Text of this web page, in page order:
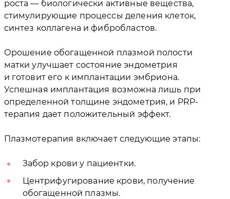
роста — биологически активные вещества,
стимулирующие процессы деления клеток,
синтез коллагена и фибробластов.
Орошение обогащенной плазмой полости
матки улучшает состояние эндометрия
и готовит его к имплантации эмбриона.
Успешная имплантация возможна лишь при
определенной толщине эндометрия, и PRP-
терапия дает положительный эффект.
Плазмотерапия включает следующие этапы:
Забор крови у пациентки.
Центрифугирование крови, получение
обогащенной плазмы.